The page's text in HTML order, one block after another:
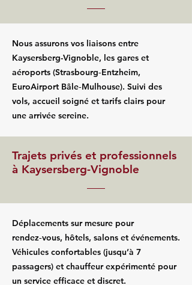
Nous assurons vos liaisons entre
Kaysersberg-Vignoble, les gares et
aéroports (Strasbourg‑Entzheim,
EuroAirport Bâle‑Mulhouse). Suivi des
vols, accueil soigné et tarifs clairs pour
une arrivée sereine.
Trajets privés et professionnels
à Kaysersberg-Vignoble
Déplacements sur mesure pour
rendez‑vous, hôtels, salons et événements.
Véhicules confortables (jusqu’à 7
passagers) et chauffeur expérimenté pour
un service efficace et discret.